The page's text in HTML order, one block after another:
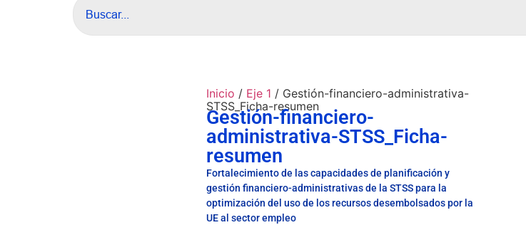
Inicio / Eje 1 / Gestión-financiero-administrativa-
STSS_Ficha-resumen
Gestión-financiero-
administrativa-STSS_Ficha-
resumen
Fortalecimiento de las capacidades de planificación y
gestión financiero-administrativas de la STSS para la
optimización del uso de los recursos desembolsados por la
UE al sector empleo